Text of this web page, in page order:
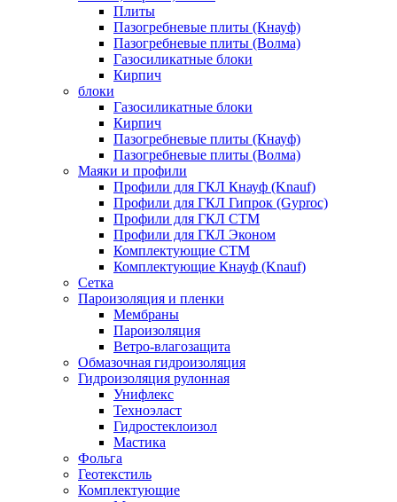
Плиты
Пазогребневые плиты (Кнауф)
Пазогребневые плиты (Волма)
Газосиликатные блоки
Кирпич
блоки
Газосиликатные блоки
Кирпич
Пазогребневые плиты (Кнауф)
Пазогребневые плиты (Волма)
Маяки и профили
Профили для ГКЛ Кнауф (Knauf)
Профили для ГКЛ Гипрок (Gyproc)
Профили для ГКЛ СТМ
Профили для ГКЛ Эконом
Комплектующие СТМ
Комплектующие Кнауф (Knauf)
Сетка
Пароизоляция и пленки
Мембраны
Пароизоляция
Ветро-влагозащита
Обмазочная гидроизоляция
Гидроизоляция рулонная
Унифлекс
Техноэласт
Гидростеклоизол
Мастика
Фольга
Геотекстиль
Комплектующие